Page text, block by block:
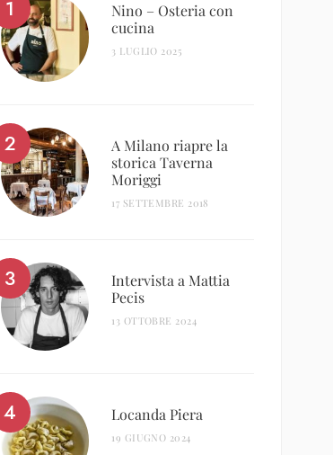
Nino – Osteria con
cucina
3 LUGLIO 2025
A Milano riapre la
storica Taverna
Moriggi
17 SETTEMBRE 2018
Intervista a Mattia
Pecis
13 OTTOBRE 2024
Locanda Piera
19 GIUGNO 2024